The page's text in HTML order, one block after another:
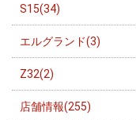
S15(34)
エルグランド(3)
Z32(2)
店舗情報(255)